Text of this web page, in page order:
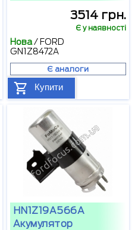
3514 грн.
Є у наявності
Нова/ FORD
GN1Z8472A
Є аналоги
Купити
HN1Z19A566A
Акумулятор